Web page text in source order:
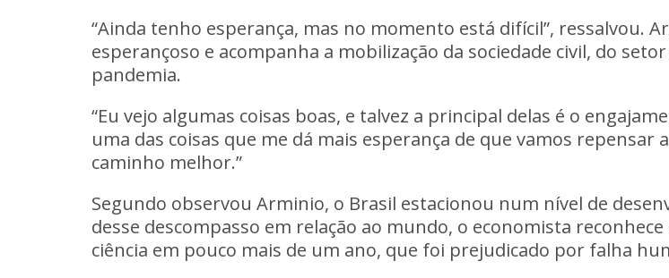
“Ainda tenho esperança, mas no momento está difícil”, ressalvou.
esperançoso e acompanha a mobilização da sociedade civil, do
pandemia.
“Eu vejo algumas coisas boas, e talvez a principal delas é o
uma das coisas que me dá mais esperança de que vamos
caminho melhor.”
Segundo observou Arminio, o Brasil estacionou num nível de
desse descompasso em relação ao mundo, o economista
ciência em pouco mais de um ano, que foi prejudicado por falha